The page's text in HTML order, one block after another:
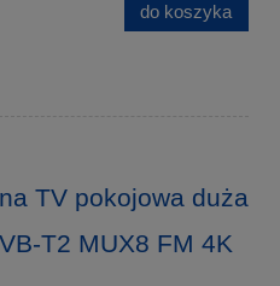
do koszyka
TV pokojowa duża
T2 MUX8 FM 4K